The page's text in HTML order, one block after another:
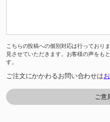
こちらの投稿への個別対応は行っており
見させていただきます。お客様の声をも
す。
ご注文にかかわるお問い合わせは